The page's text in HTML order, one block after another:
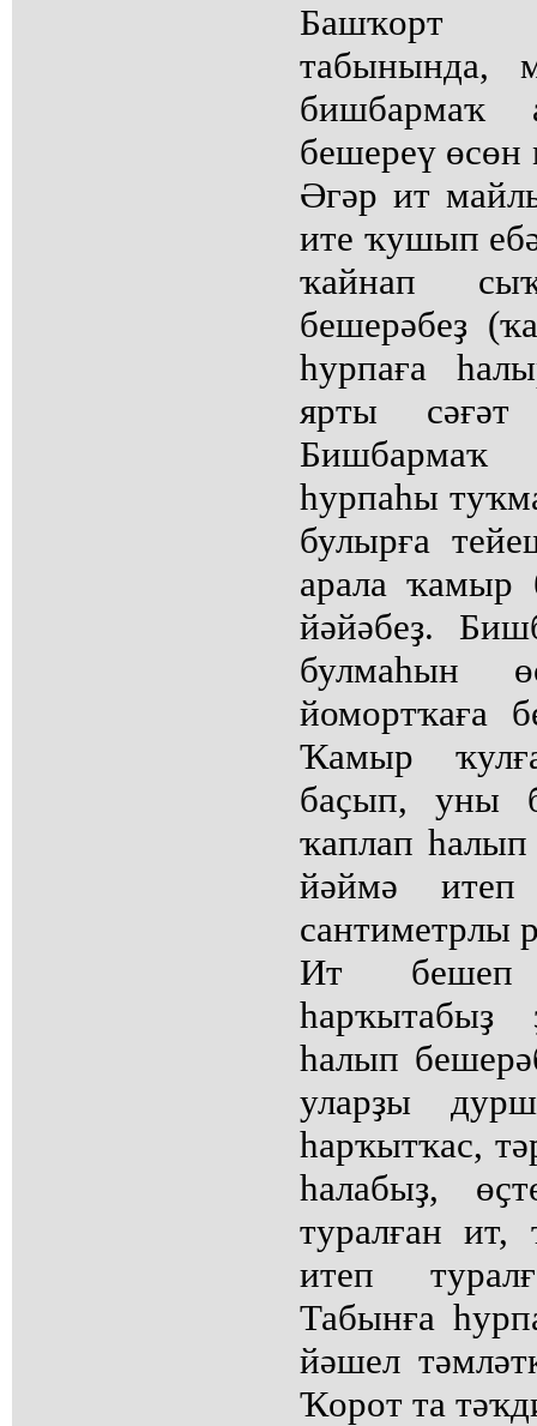
Башҡорт
табынында,
бишбармаҡ
бешереү өсөн
Әгәр ит
ите ҡушып
ҡайнап
бешерәбеҙ
һурпаға
ярты
Бишбармаҡ
һурпаһы
булырға
арала ҡамыр
йәйәбеҙ.
булмаһын
йомортҡаға
Ҡамыр
баҫып, уны
ҡаплап
йәймә
сантиметрлы
Ит бешеп
һарҡытабыҙ
һалып
уларҙы
һарҡытҡас,
һалабыҙ,
туралған ит,
итеп
Табынға
йәшел
Ҡорот та